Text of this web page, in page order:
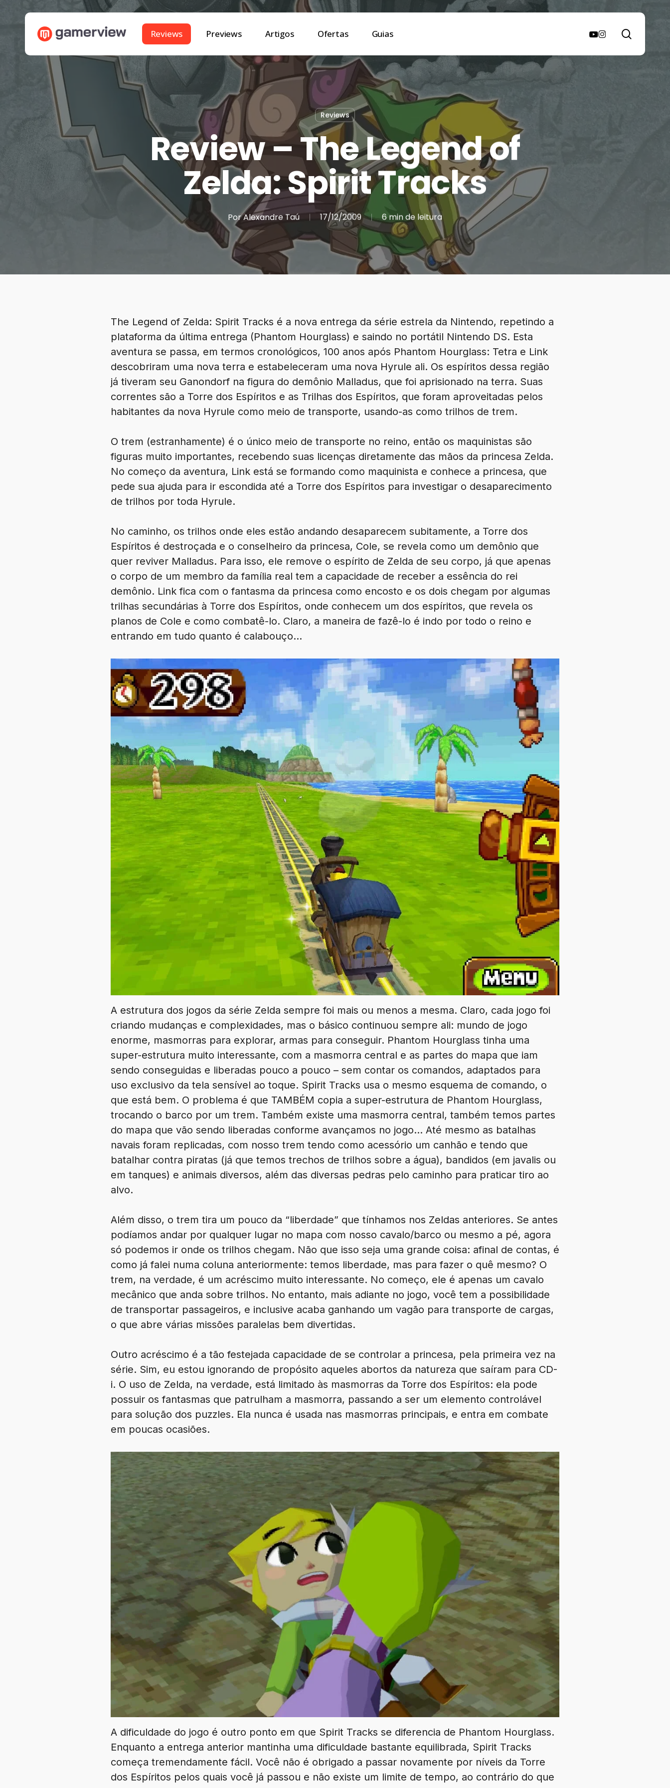
content
Reviews Previews Artigos Ofertas Guias youtube
instagram
Reviews
Review – The Legend of
Zelda: Spirit Tracks
PorAlexandre Taú 17/12/2009 6 min de leitura
The Legend of Zelda: Spirit Tracks é a nova entrega da série estrela da Nintendo, repetindo a
plataforma da última entrega (Phantom Hourglass) e saindo no portátil Nintendo DS. Esta
aventura se passa, em termos cronológicos, 100 anos após Phantom Hourglass: Tetra e Link
descobriram uma nova terra e estabeleceram uma nova Hyrule ali. Os espíritos dessa região
já tiveram seu Ganondorf na figura do demônio Malladus, que foi aprisionado na terra. Suas
correntes são a Torre dos Espíritos e as Trilhas dos Espíritos, que foram aproveitadas pelos
habitantes da nova Hyrule como meio de transporte, usando-as como trilhos de trem.
O trem (estranhamente) é o único meio de transporte no reino, então os maquinistas são
figuras muito importantes, recebendo suas licenças diretamente das mãos da princesa Zelda.
No começo da aventura, Link está se formando como maquinista e conhece a princesa, que
pede sua ajuda para ir escondida até a Torre dos Espíritos para investigar o desaparecimento
de trilhos por toda Hyrule.
No caminho, os trilhos onde eles estão andando desaparecem subitamente, a Torre dos
Espíritos é destroçada e o conselheiro da princesa, Cole, se revela como um demônio que
quer reviver Malladus. Para isso, ele remove o espírito de Zelda de seu corpo, já que apenas
o corpo de um membro da família real tem a capacidade de receber a essência do rei
demônio. Link fica com o fantasma da princesa como encosto e os dois chegam por algumas
trilhas secundárias à Torre dos Espíritos, onde conhecem um dos espíritos, que revela os
planos de Cole e como combatê-lo. Claro, a maneira de fazê-lo é indo por todo o reino e
entrando em tudo quanto é calabouço…
A estrutura dos jogos da série Zelda sempre foi mais ou menos a mesma. Claro, cada jogo foi
criando mudanças e complexidades, mas o básico continuou sempre ali: mundo de jogo
enorme, masmorras para explorar, armas para conseguir. Phantom Hourglass tinha uma
super-estrutura muito interessante, com a masmorra central e as partes do mapa que iam
sendo conseguidas e liberadas pouco a pouco – sem contar os comandos, adaptados para
uso exclusivo da tela sensível ao toque. Spirit Tracks usa o mesmo esquema de comando, o
que está bem. O problema é que TAMBÉM copia a super-estrutura de Phantom Hourglass,
trocando o barco por um trem. Também existe uma masmorra central, também temos partes
do mapa que vão sendo liberadas conforme avançamos no jogo… Até mesmo as batalhas
navais foram replicadas, com nosso trem tendo como acessório um canhão e tendo que
batalhar contra piratas (já que temos trechos de trilhos sobre a água), bandidos (em javalis ou
em tanques) e animais diversos, além das diversas pedras pelo caminho para praticar tiro ao
alvo.
Além disso, o trem tira um pouco da “liberdade” que tínhamos nos Zeldas anteriores. Se antes
podíamos andar por qualquer lugar no mapa com nosso cavalo/barco ou mesmo a pé, agora
só podemos ir onde os trilhos chegam. Não que isso seja uma grande coisa: afinal de contas, é
como já falei numa coluna anteriormente: temos liberdade, mas para fazer o quê mesmo? O
trem, na verdade, é um acréscimo muito interessante. No começo, ele é apenas um cavalo
mecânico que anda sobre trilhos. No entanto, mais adiante no jogo, você tem a possibilidade
de transportar passageiros, e inclusive acaba ganhando um vagão para transporte de cargas,
o que abre várias missões paralelas bem divertidas.
Outro acréscimo é a tão festejada capacidade de se controlar a princesa, pela primeira vez na
série. Sim, eu estou ignorando de propósito aqueles abortos da natureza que saíram para CD-
i. O uso de Zelda, na verdade, está limitado às masmorras da Torre dos Espíritos: ela pode
possuir os fantasmas que patrulham a masmorra, passando a ser um elemento controlável
para solução dos puzzles. Ela nunca é usada nas masmorras principais, e entra em combate
em poucas ocasiões.
A dificuldade do jogo é outro ponto em que Spirit Tracks se diferencia de Phantom Hourglass.
Enquanto a entrega anterior mantinha uma dificuldade bastante equilibrada, Spirit Tracks
começa tremendamente fácil. Você não é obrigado a passar novamente por níveis da Torre
dos Espíritos pelos quais você já passou e não existe um limite de tempo, ao contrário do que